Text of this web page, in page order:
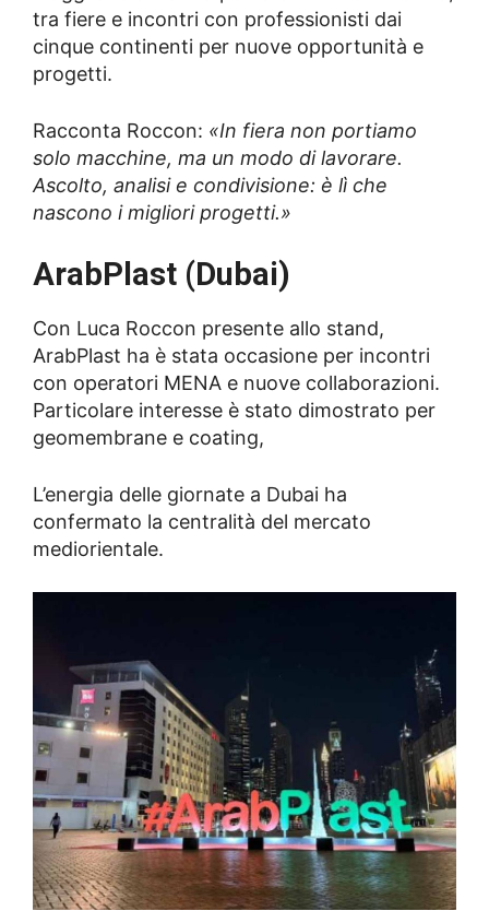
tra fiere e incontri con professionisti dai
cinque continenti per nuove opportunità e
progetti.
Racconta Roccon: «In fiera non portiamo
solo macchine, ma un modo di lavorare.
Ascolto, analisi e condivisione: è lì che
nascono i migliori progetti.»
ArabPlast (Dubai)
Con Luca Roccon presente allo stand,
ArabPlast ha è stata occasione per incontri
con operatori MENA e nuove collaborazioni.
Particolare interesse è stato dimostrato per
geomembrane e coating,
L’energia delle giornate a Dubai ha
confermato la centralità del mercato
mediorientale.